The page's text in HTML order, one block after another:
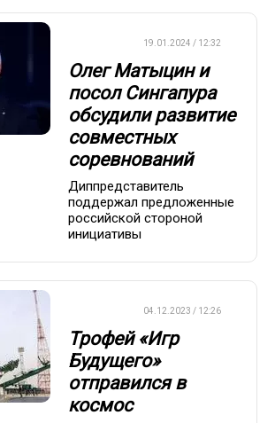
19.01.2024 / 12:32
Олег Матыцин и
посол Сингапура
обсудили развитие
совместных
соревнований
Диппредставитель
поддержал предложенные
российской стороной
инициативы
04.12.2023 / 12:26
Трофей «Игр
Будущего»
отправился в
космос